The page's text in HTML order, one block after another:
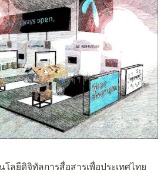
ลยีดิจิทัลการสื่อสารเพื่อประเทศไทย